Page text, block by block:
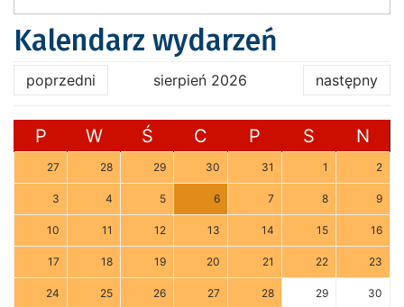
Kalendarz wydarzeń
poprzedni sierpień 2026 następny
P W Ś C P S N
27 28 29 30 31 1 2
3 4 5 6 7 8 9
10 11 12 13 14 15 16
17 18 19 20 21 22 23
24 25 26 27 28 29 30